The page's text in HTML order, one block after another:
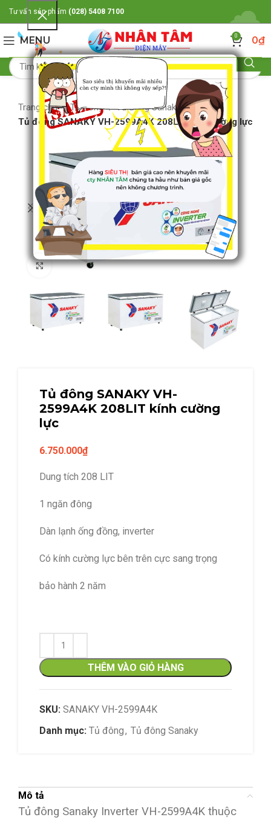
Tư vấn sản phẩm (028) 5408 7100
MENU 0 0₫
Trang chủ Tủ đông
Tủ đông Sanaky
Tủ đông SANAKY VH-2599A4K 208LIT kính cường lực
Click to enlarge
Tủ đông SANAKY VH-
2599A4K 208LIT kính cường
lực
6.750.000₫
Dung tích 208 LIT
1 ngăn đông
Dàn lạnh ống đồng, inverter
Có kính cường lực bên trên cực sang trọng
bảo hành 2 năm
THÊM VÀO GIỎ HÀNG
SKU: SANAKY VH-2599A4K
Danh mục: Tủ đông, Tủ đông Sanaky
Mô tả
Tủ đông Sanaky Inverter VH-2599A4K thuộc